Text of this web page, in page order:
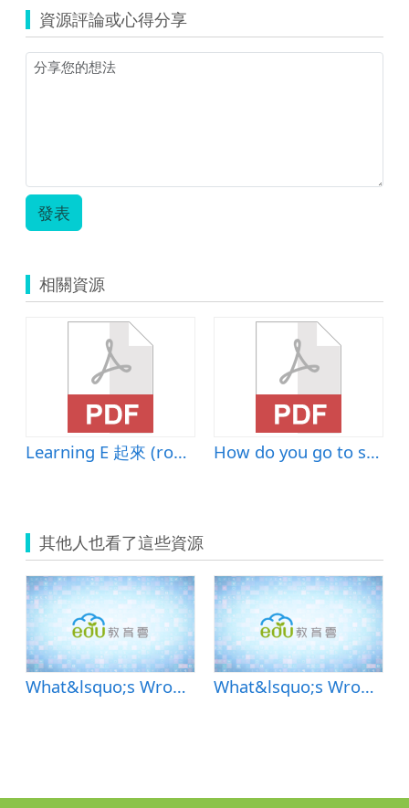
_
中
案
_What’s
wrong_EDpuzzle.pdf
資源評論或心得分享
發表
相關資源
Learning E 起來 (rooms) How do you go to school
其他人也看了這些資源
What&lsquo;s Wrong? What&lsquo;s Wrong?